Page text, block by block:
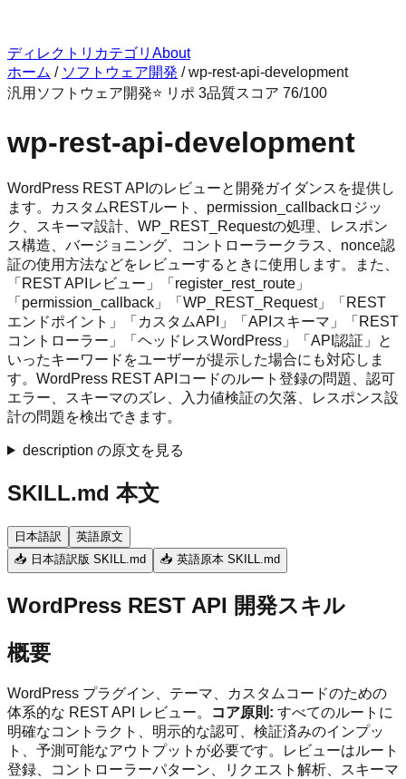
ディレクトリ カテゴリ About
ホーム / ソフトウェア開発 /wp-rest-api-development
汎用 ソフトウェア開発⭐ リポ 3品質スコア 76/100
wp-rest-api-development
WordPress REST APIのレビューと開発ガイダンスを提供し
ます。カスタムRESTルート、permission_callbackロジッ
ク、スキーマ設計、WP_REST_Requestの処理、レスポン
ス構造、バージョニング、コントローラークラス、nonce認
証の使用方法などをレビューするときに使用します。また、
「REST APIレビュー」「register_rest_route」
「permission_callback」「WP_REST_Request」「REST
エンドポイント」「カスタムAPI」「APIスキーマ」「REST
コントローラー」「ヘッドレスWordPress」「API認証」と
いったキーワードをユーザーが提示した場合にも対応しま
す。WordPress REST APIコードのルート登録の問題、認可
エラー、スキーマのズレ、入力値検証の欠落、レスポンス設
計の問題を検出できます。
description の原文を見る
SKILL.md 本文
日本語訳
英語原文
📥 日本語訳版 SKILL.md
📥 英語原本 SKILL.md
WordPress REST API 開発スキル
概要
WordPress プラグイン、テーマ、カスタムコードのための
体系的な REST API レビュー。
コア原則: すべてのルートに
明確なコントラクト、明示的な認可、検証済みのインプッ
ト、予測可能なアウトプットが必要です。レビューはルート
登録、コントローラーパターン、リクエスト解析、スキーマ